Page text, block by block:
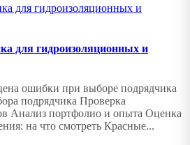
для гидроизоляционных и
ошибки при выборе подрядчика
подрядчика Проверка
Анализ портфолио и опыта Оценка
на что смотреть Красные...